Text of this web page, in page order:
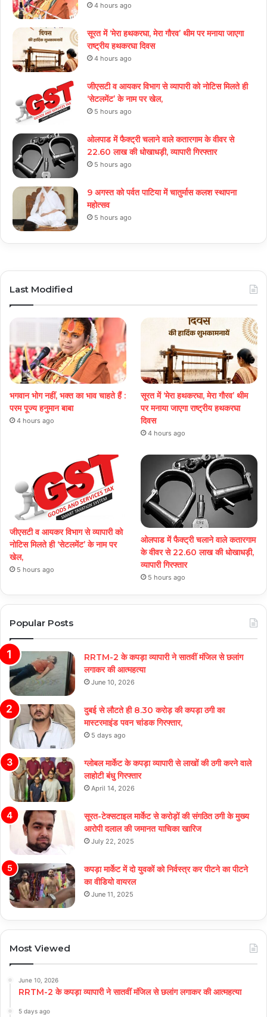
4 hours ago
सूरत में ‘मेरा हथकरघा, मेरा गौरव’ थीम पर मनाया जाएगा
राष्ट्रीय हथकरघा दिवस
4 hours ago
जीएसटी व आयकर विभाग से व्यापारी को नोटिस मिलते ही
‘सेटलमेंट’ के नाम पर खेल,
5 hours ago
ओलपाड में फैक्ट्री चलाने वाले कतारगाम के वीवर से
22.60 लाख की धोखाधड़ी, व्यापारी गिरफ्तार
5 hours ago
9 अगस्त को पर्वत पाटिया में चातुर्मास कलश स्थापना
महोत्सव
5 hours ago
Last Modified
भगवान भोग नहीं, भक्त का भाव चाहते हैं :
परम पूज्य हनुमान बाबा
4 hours ago
सूरत में ‘मेरा हथकरघा, मेरा गौरव’ थीम
पर मनाया जाएगा राष्ट्रीय हथकरघा
दिवस
4 hours ago
जीएसटी व आयकर विभाग से व्यापारी को
नोटिस मिलते ही ‘सेटलमेंट’ के नाम पर
खेल,
5 hours ago
ओलपाड में फैक्ट्री चलाने वाले कतारगाम
के वीवर से 22.60 लाख की धोखाधड़ी,
व्यापारी गिरफ्तार
5 hours ago
Popular Posts
RRTM-2 के कपड़ा व्यापारी ने सातवीं मंजिल से छलांग
लगाकर की आत्महत्या
June 10, 2026
दुबई से लौटते ही 8.30 करोड़ की कपड़ा ठगी का
मास्टरमाइंड पवन चांडक गिरफ्तार,
5 days ago
ग्लोबल मार्केट के कपड़ा व्यापारी से लाखों की ठगी करने वाले
लाहोटी बंधु गिरफ्तार
April 14, 2026
सूरत-टेक्सटाइल मार्केट से करोड़ों की संगठित ठगी के मुख्य
आरोपी दलाल की जमानत याचिका खारिज
July 22, 2025
कपड़ा मार्केट में दो युवकों को निर्वस्त्र कर पीटने का पीटने
का वीडियो वायरल
June 11, 2025
Most Viewed
June 10, 2026
RRTM-2 के कपड़ा व्यापारी ने सातवीं मंजिल से छलांग लगाकर की आत्महत्या
5 days ago